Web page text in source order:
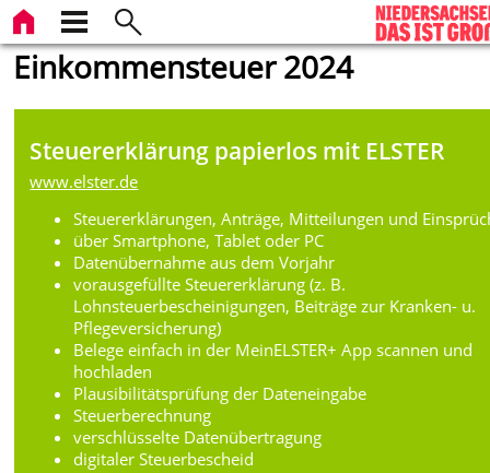
Einkommensteuer 2024
Steuererklärung papierlos mit ELSTER
www.elster.de
Steuererklärungen, Anträge, Mitteilungen und
über Smartphone, Tablet oder PC
Datenübernahme aus dem Vorjahr
vorausgefüllte Steuererklärung (z. B.
Lohnsteuerbescheinigungen, Beiträge zur Kranken- u.
Pflegeversicherung)
Belege einfach in der MeinELSTER+ App scannen und
hochladen
Plausibilitätsprüfung der Dateneingabe
Steuerberechnung
verschlüsselte Datenübertragung
digitaler Steuerbescheid